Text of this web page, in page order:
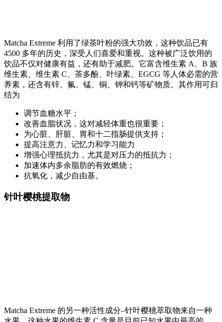
Matcha Extreme 利用了绿茶叶粉的强大功效，这种饮品已有
4500 多年的历史，深受人们喜爱和重视。这种被广泛饮用的
饮品不仅对健康有益，还有助于减肥。它富含维生素 A、B 族
维生素、维生素 C、茶多酚、叶绿素、EGCG 等人体必需的营
养素，还含有锌、氟、锰、铜、钾和钙等矿物质。其作用可归
结为
调节血糖水平；
改善血脂状况，这对减轻体重也很重要；
为心脏、肝脏、胃和十二指肠提供支持；
提高注意力、记忆力和学习能力
增强心理抵抗力，尤其是对压力的抵抗力；
加速体内多余脂肪的有效燃烧；
抗氧化，减少自由基。
针叶樱桃提取物
Matcha Extreme 的另一种活性成分–针叶樱桃萃取物来自一种